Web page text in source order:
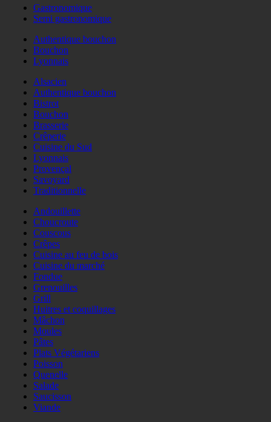
Gastronomique
Semi gastronomique
Authentique bouchon
Bouchon
Lyonnais
Alsacien
Authentique bouchon
Bistrot
Bouchon
Brasserie
Crêperie
Cuisine du Sud
Lyonnais
Provençal
Savoyard
Traditionnelle
Andouillette
Choucroute
Couscous
Crêpes
Cuisine au feu de bois
Cuisine du marché
Fondue
Grenouilles
Grill
Huitres et coquillages
Mâchon
Moules
Pâtes
Plats Végétariens
Poisson
Quenelle
Salade
Saucisson
Viande